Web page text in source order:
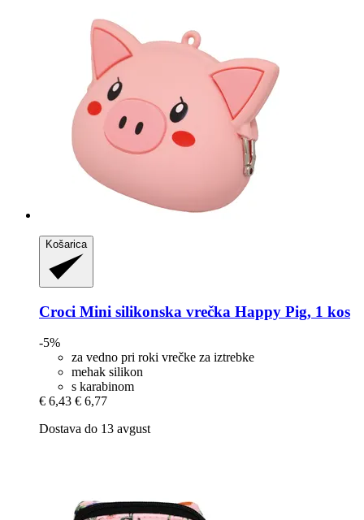
Košarica
Croci Mini silikonska vrečka Happy Pig, 1 kos
-5%
za vedno pri roki vrečke za iztrebke
mehak silikon
s karabinom
€ 6,43 € 6,77
Dostava do 13 avgust